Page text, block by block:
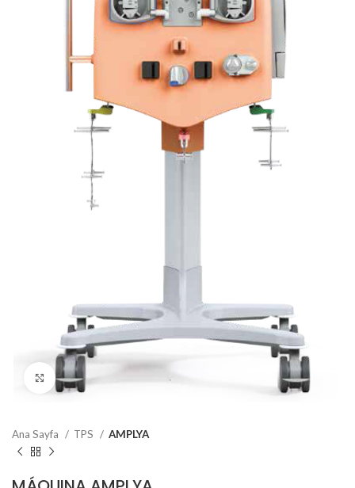
Click to enlarge
Ana Sayfa TPS AMPLYA